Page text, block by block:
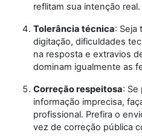
reflitam sua intenção real.
Tolerância técnica: Seja
digitação, dificuldades
na resposta e extravios
dominam igualmente as
Correção respeitosa: Se
informação imprecisa,
profissional. Prefira o
vez de correção pública